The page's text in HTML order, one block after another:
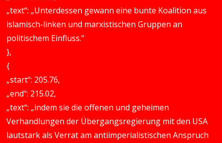
„text“: „Unterdessen gewann eine bunte Koalition aus
islamisch-linken und marxistischen Gruppen an
politischem Einfluss.“
},
{
„start“: 205.76,
„end“: 215.02,
„text“: „indem sie die offenen und geheimen
Verhandlungen der Übergangsregierung mit den USA
lautstark als Verrat am antiimperialistischen Anspruch